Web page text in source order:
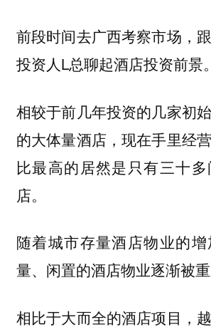
前段时间去广西考察市场，
投资人L总聊起酒店投资前景。
相较于前几年投资的几家初
的大体量酒店，现在手里经
比最高的居然是只有三十
店。
随着城市存量酒店物业的
量、闲置的酒店物业逐渐被重
相比于大而全的酒店项目，